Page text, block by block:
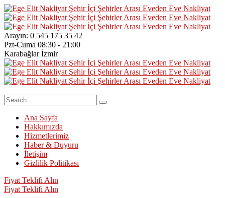
Arayın: 0 545 175 35 42
Pzt-Cuma 08:30 - 21:00
Karabağlar İzmir
Ana Sayfa
Hakkımızda
Hizmetlerimiz
Haber & Duyuru
İletişim
Gizlilik Politikası
Fiyat Teklifi Alın
Fiyat Teklifi Alın